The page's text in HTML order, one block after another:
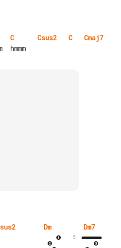
C Csus2 C
Cmaj7
Dm Dm7
5